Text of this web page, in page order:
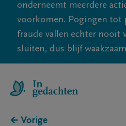
onderneemt meerdere
voorkomen. Pogingen tot
fraude vallen echter nooit
sluiten, dus blijf
← Vorige